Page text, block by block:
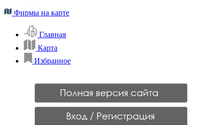
Фирмы на карте
Главная
Карта
Избранное